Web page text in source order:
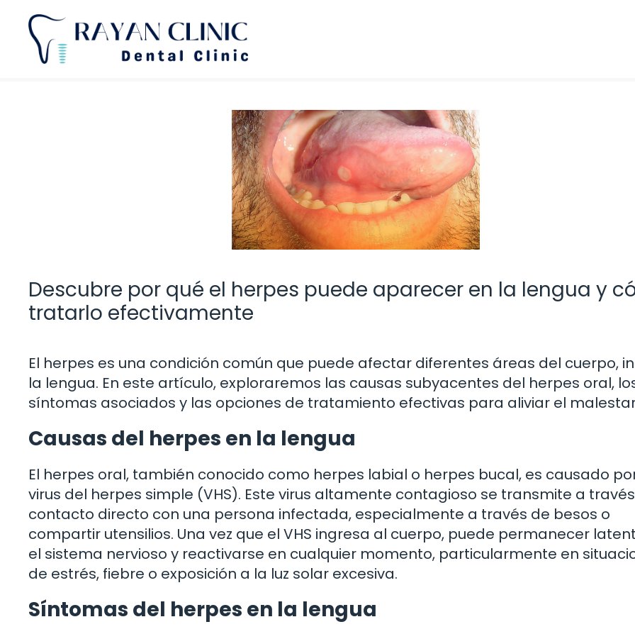
Saltar
contenido
Descubre por qué el herpes puede aparecer en la lengua y
tratarlo efectivamente
El herpes es una condición común que puede afectar diferentes áreas del cuerpo,
la lengua. En este artículo, exploraremos las causas subyacentes del herpes oral,
síntomas asociados y las opciones de tratamiento efectivas para aliviar el
Causas del herpes en la lengua
El herpes oral, también conocido como herpes labial o herpes bucal, es causado
virus del herpes simple (VHS). Este virus altamente contagioso se transmite a
contacto directo con una persona infectada, especialmente a través de besos o
compartir utensilios. Una vez que el VHS ingresa al cuerpo, puede permanecer
el sistema nervioso y reactivarse en cualquier momento, particularmente en
de estrés, fiebre o exposición a la luz solar excesiva.
Síntomas del herpes en la lengua